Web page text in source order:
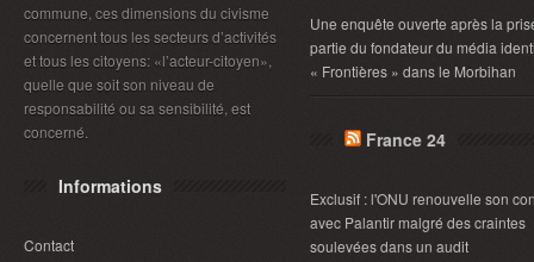
commune, ces dimensions du civisme
concernent tous les secteurs d’activités
et tous les citoyens: «l’acteur-citoyen»,
quelle que soit son niveau de
responsabilité ou sa sensibilité, est
concerné.
Informations
Contact
Une enquête ouverte après la
partie du fondateur du média
« Frontières » dans le Morbihan
France 24
Exclusif : l'ONU renouvelle son
avec Palantir malgré des craintes
soulevées dans un audit